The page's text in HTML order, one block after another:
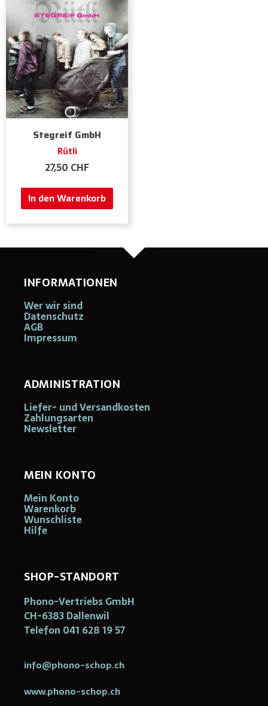
Stegreif GmbH
Rütli
27,50 CHF
In den Warenkorb
INFORMATIONEN
Wer wir sind
Datenschutz
AGB
Impressum
ADMINISTRATION
Liefer- und Versandkosten
Zahlungsarten
Newsletter
MEIN KONTO
Mein Konto
Warenkorb
Wunschliste
Hilfe
SHOP-STANDORT
Phono-Vertriebs GmbH
CH-6383 Dallenwil
Telefon 041 628 19 57
info@phono-schop.ch
www.phono-schop.ch